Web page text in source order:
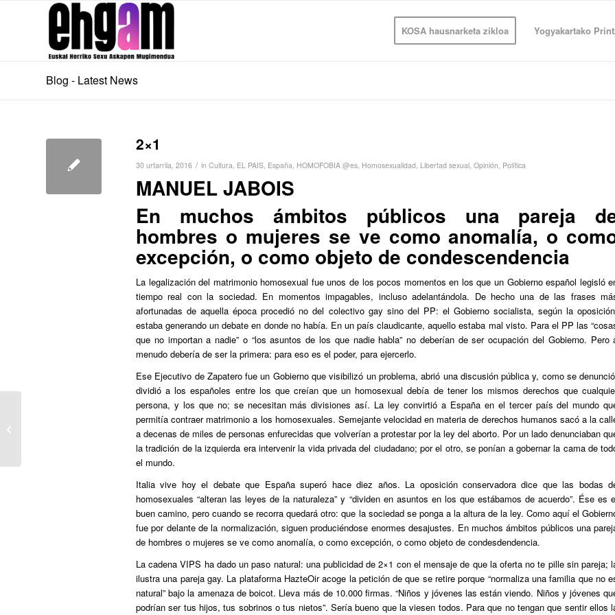
KOSA hausnarketa zikloa Yogyakartako
Blog - Latest News
2×1
30 urtarrila, 2016 / in Cultura, EL PAIS, España, HOMOFOBIA @es, Homosexualidad, Libertad sexual, Opinión, Política
MANUEL JABOIS
En muchos ámbitos públicos una pareja
hombres o mujeres se ve como anomalía, o
excepción, o como objeto de condescendencia
La legalización del matrimonio homosexual fue unos de los pocos momentos en los que un Gobierno español legisló
tiempo real con la sociedad. En momentos impagables, incluso adelantándola. De hecho una de las frases
afortunadas de aquella época procedió no del colectivo gay sino del PP: el Gobierno socialista, según la
estaba generando un debate en donde no había. En un país claudicante, aquello estaba mal visto. Para el PP las
que no importan a nadie” o “los asuntos de los que nadie habla” no deberían de ser ocupación del Gobierno. Pero
menudo debería de ser la primera: para eso es el poder, para ejercerlo.
Ese Ejecutivo de Zapatero fue un Gobierno que visibilizó un problema, abrió una discusión pública y, como se
dividió a los españoles entre los que creían que un homosexual debía de tener los mismos derechos que
persona, y los que no; se necesitan más divisiones así. La ley convirtió a España en el tercer país del mundo
permitía contraer matrimonio a los homosexuales. Semejante velocidad en materia de derechos humanos sacó a la
a decenas de miles de personas enfurecidas que volverían a protestar por la ley del aborto. Por un lado denunciaban
la tradición de la izquierda era intervenir la vida privada del ciudadano; por el otro, se ponían a gobernar la cama de
el mundo.
Italia vive hoy el debate que España superó hace diez años. La oposición conservadora dice que las bodas
homosexuales “alteran las leyes de la naturaleza” y “dividen en asuntos en los que estábamos de acuerdo”. Ése es
buen camino, pero cuando se recorra quedará otro: que la sociedad se ponga a la altura de la ley. Como aquí el
fue por delante de la normalización, siguen produciéndose enormes desajustes. En muchos ámbitos públicos una
de hombres o mujeres se ve como anomalía, o como excepción, o como objeto de condesdendencia.
La cadena VIPS ha dado un paso natural: una publicidad de 2×1 con el mensaje de que la oferta no te pille sin pareja;
ilustra una pareja gay. La plataforma HazteOir acoge la petición de que se retire porque “normaliza una familia que no
natural” bajo la amenaza de boicot. Lleva más de 10.000 firmas. “Niños y jóvenes las están viendo. Niños y jóvenes
podrían ser tus hijos, tus sobrinos o tus nietos”. Sería bueno que la viesen todos. Para que no tengan que sentir ellos
Cavaco Silva termina su mandato
vetando la adopción a las parejas